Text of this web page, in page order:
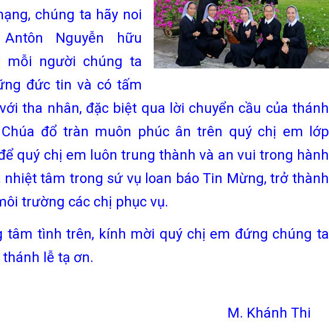
chúng ta hãy noi
Nguyễn hữu
mỗi người chúng ta
đức tin và có tấm
tha nhân, đặc biệt qua lời chuyển cầu của thánh
đổ tràn muôn phúc ân trên quý chị em lớp
quý chị em luôn trung thành và an vui trong hành
tâm trong sứ vụ loan báo Tin Mừng, trở thành
trường các chị phục vụ.
tình trên, kính mời quý chị em đứng chúng ta
lễ tạ ơn.
Thi